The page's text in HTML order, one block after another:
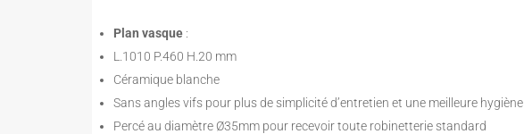
Plan vasque :
L.1010 P.460 H.20 mm
Céramique blanche
Sans angles vifs pour plus de simplicité d’entretien et une meilleure hygiène
Percé au diamètre Ø35mm pour recevoir toute robinetterie standard